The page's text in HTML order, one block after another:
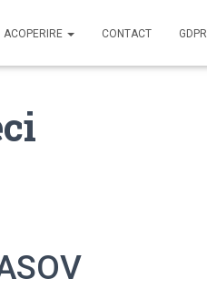
ACOPERIRE CONTACT GDPR